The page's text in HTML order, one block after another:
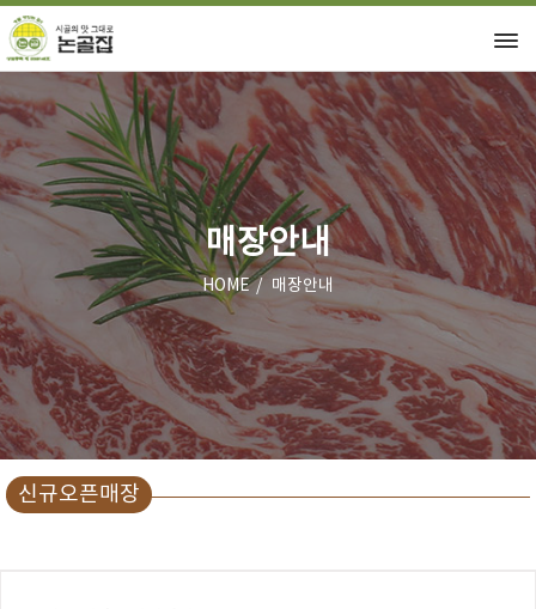
매장안내
HOME 매장안내
신규오픈매장